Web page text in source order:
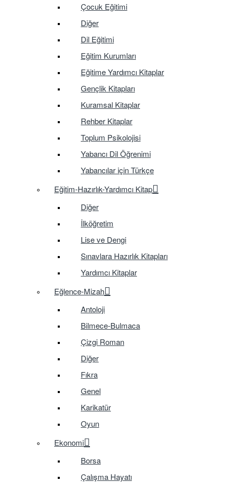
Çocuk Eğitimi
Diğer
Dil Eğitimi
Eğitim Kurumları
Eğitime Yardımcı Kitaplar
Gençlik Kitapları
Kuramsal Kitaplar
Rehber Kitaplar
Toplum Psikolojisi
Yabancı Dil Öğrenimi
Yabancılar için Türkçe
Eğitim-Hazırlık-Yardımcı Kitap
Diğer
İlköğretim
Lise ve Dengi
Sınavlara Hazırlık Kitapları
Yardımcı Kitaplar
Eğlence-Mizah
Antoloji
Bilmece-Bulmaca
Çizgi Roman
Diğer
Fıkra
Genel
Karikatür
Oyun
Ekonomi
Borsa
Çalışma Hayatı